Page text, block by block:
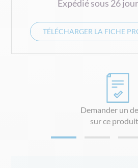
Expédié sous 26
TÉLÉCHARGER LA FICHE
Demander un
sur ce produit